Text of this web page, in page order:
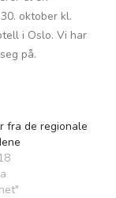
oktober kl.
i Oslo. Vi har
på.
fra de regionale